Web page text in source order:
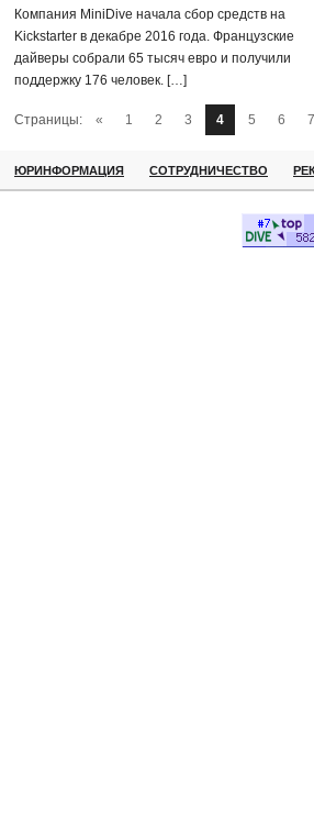
Компания MiniDive начала сбор средств на
Kickstarter в декабре 2016 года. Французские
дайверы собрали 65 тысяч евро и получили
поддержку 176 человек. […]
Страницы: « 1 2 3 4 5 6 7
ЮРИНФОРМАЦИЯ СОТРУДНИЧЕСТВО